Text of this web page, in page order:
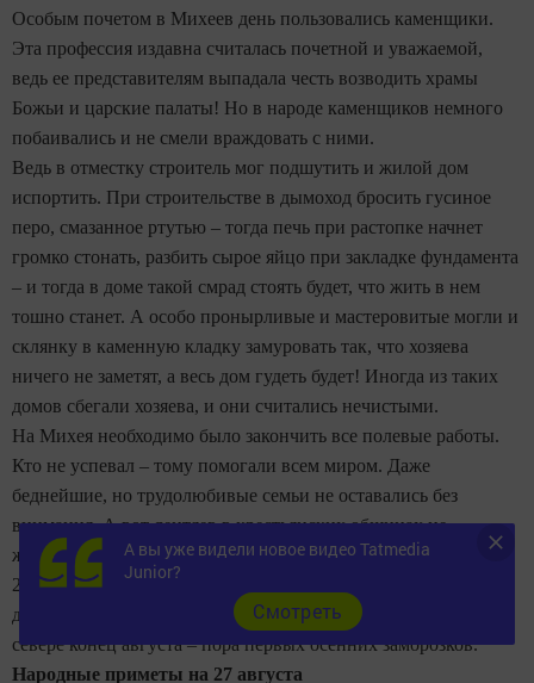
Особым почетом в Михеев день пользовались каменщики.
Эта профессия издавна считалась почетной и уважаемой,
ведь ее представителям выпадала честь возводить храмы
Божьи и царские палаты! Но в народе каменщиков немного
побаивались и не смели враждовать с ними.
Ведь в отместку строитель мог подшутить и жилой дом
испортить. При строительстве в дымоход бросить гусиное
перо, смазанное ртутью – тогда печь при растопке начнет
громко стонать, разбить сырое яйцо при закладке фундамента
– и тогда в доме такой смрад стоять будет, что жить в нем
тошно станет. А особо пронырливые и мастеровитые могли и
склянку в каменную кладку замуровать так, что хозяева
ничего не заметят, а весь дом гудеть будет! Иногда из таких
домов сбегали хозяева, и они считались нечистыми.
На Михея необходимо было закончить все полевые работы.
Кто не успевал – тому помогали всем миром. Даже
беднейшие, но трудолюбивые семьи не оставались без
внимания. А вот лентяев в крестьянских общинах не
жаловали. Мол, сами виноваты в своих несчастьях.
27 августа – начало астрономической осени. Обычно в этот
день начинается первый осенний листопад. На русском
севере конец августа – пора первых осенних заморозков.
Народные приметы на 27 августа
А вы уже видели новое видео Tatmedia
Junior?
Cмотреть